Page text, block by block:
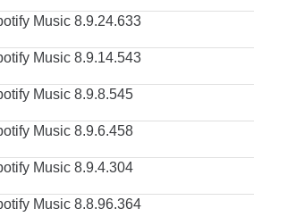
Music 8.9.24.633
Music 8.9.14.543
Music 8.9.8.545
Music 8.9.6.458
Music 8.9.4.304
Music 8.8.96.364